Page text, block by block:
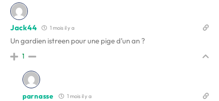
Jack44 1 mois il y a
Un gardien istreen pour une pige d’un an ?
1
parnasse 1 mois il y a